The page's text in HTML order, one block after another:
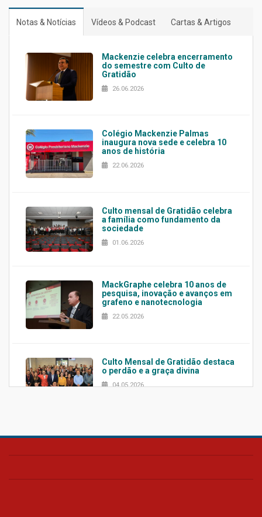
Notas & Notícias Vídeos & Podcast Cartas & Artigos
Mackenzie celebra encerramento
do semestre com Culto de
Gratidão
26.06.2026
Colégio Mackenzie Palmas
inaugura nova sede e celebra 10
anos de história
22.06.2026
Culto mensal de Gratidão celebra
a família como fundamento da
sociedade
01.06.2026
MackGraphe celebra 10 anos de
pesquisa, inovação e avanços em
grafeno e nanotecnologia
22.05.2026
Culto Mensal de Gratidão destaca
o perdão e a graça divina
04.05.2026
Confira como foi o culto mensal